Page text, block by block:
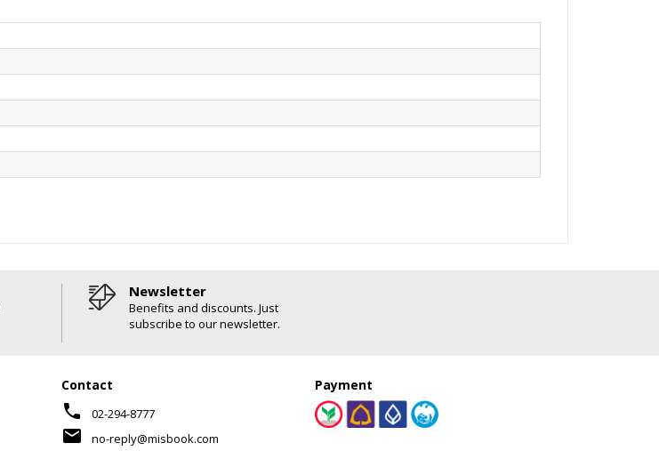
Newsletter
Benefits and discounts. Just
subscribe to our newsletter.
Contact
phone 02-294-8777
mail no-reply@misbook.com
Payment